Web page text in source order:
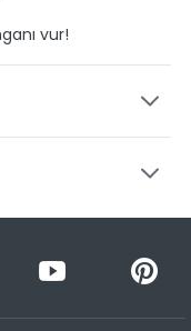
vur!
PTT,
edilir.
Taksitli Tutar
Toplam